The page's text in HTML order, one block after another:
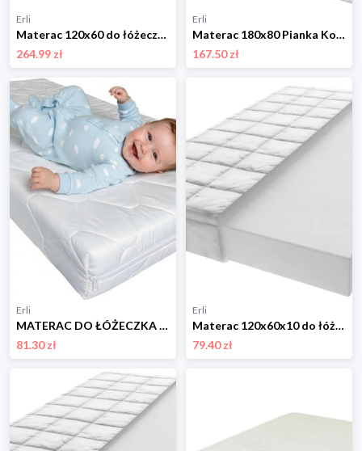
Erli
Materac 120x60 do łóżeczka piankowy twardy dziecięcy 60x120 cm dla dziecka
264.99 zł
Erli
Materac 180x80 Pianka Kokos OEKO-TEX Zdejmowany Pokrowiec
167.50 zł
Erli
MATERAC DO ŁÓŻECZKA 120x60cm dwustronny Pokrowiec Pikowany ATEST dla dzieci
81.30 zł
Erli
Materac 120x60x10 do łóżeczka Piankowy H3 Oeko-Tex zdejmowany pokrowiec
79.40 zł